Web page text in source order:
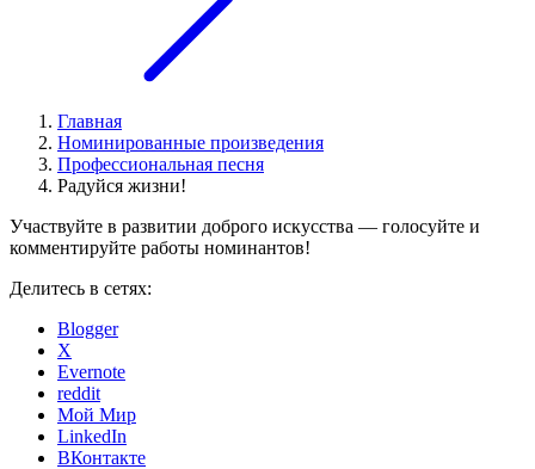
Главная
Номинированные произведения
Профессиональная песня
Радуйся жизни!
Участвуйте в развитии доброго искусства — голосуйте и
комментируйте работы номинантов!
Делитесь в сетях:
Blogger
X
Evernote
reddit
Мой Мир
LinkedIn
ВКонтакте